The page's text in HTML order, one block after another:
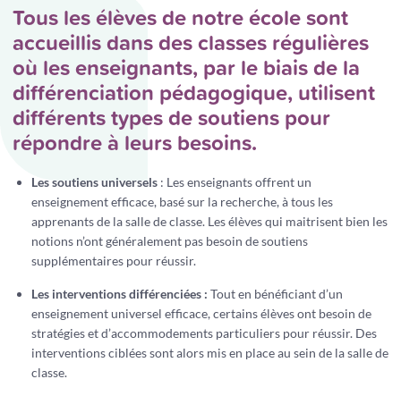
Tous les élèves de notre école sont
accueillis dans des classes régulières
où les enseignants, par le biais de la
différenciation pédagogique, utilisent
différents types de soutiens pour
répondre à leurs besoins.
Les soutiens universels : Les enseignants offrent un
enseignement efficace, basé sur la recherche, à tous les
apprenants de la salle de classe. Les élèves qui maitrisent bien les
notions n’ont généralement pas besoin de soutiens
supplémentaires pour réussir.
Les interventions différenciées : Tout en bénéficiant d’un
enseignement universel efficace, certains élèves ont besoin de
stratégies et d’accommodements particuliers pour réussir. Des
interventions ciblées sont alors mis en place au sein de la salle de
classe.